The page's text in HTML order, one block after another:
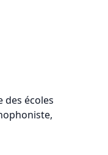
des écoles